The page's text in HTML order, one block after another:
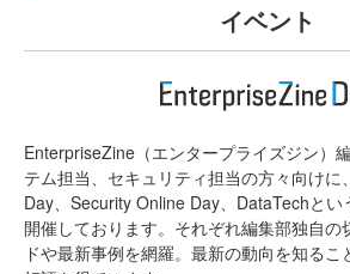
イベント
EnterpriseZine（エンタープライズジン）
テム担当、セキュリティ担当の方々向け
Day、Security Online Day、DataTechとい
開催しております。それぞれ編集部独自の
ドや最新事例を網羅。最新の動向を知るこ